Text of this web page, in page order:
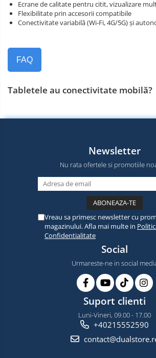
Ecrane de calitate pentru citit, vizualizare
Flexibilitate prin accesorii compatibile
Conectivitate variabilă (Wi‑Fi, 4G/5G) și
FAQ
Tabletele au conectivitate mobilă?
Newsletter
Nu rata ofertele si promotiile
Vreau sa primesc newsletter cu
magazinului. Afla mai multe in
Confidentialitate
Social
Urmareste-ne in social
Suport clienti
Luni-Vineri, 09.00 - 17.00
+40215552590